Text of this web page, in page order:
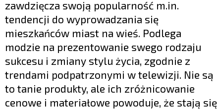
zawdzięcza swoją popularność m.in.
tendencji do wyprowadzania się
mieszkańców miast na wieś. Podlega
modzie na prezentowanie swego rodzaju
sukcesu i zmiany stylu życia, zgodnie z
trendami podpatrzonymi w telewizji. Nie są
to tanie produkty, ale ich zróżnicowanie
cenowe i materiałowe powoduje, że stają się